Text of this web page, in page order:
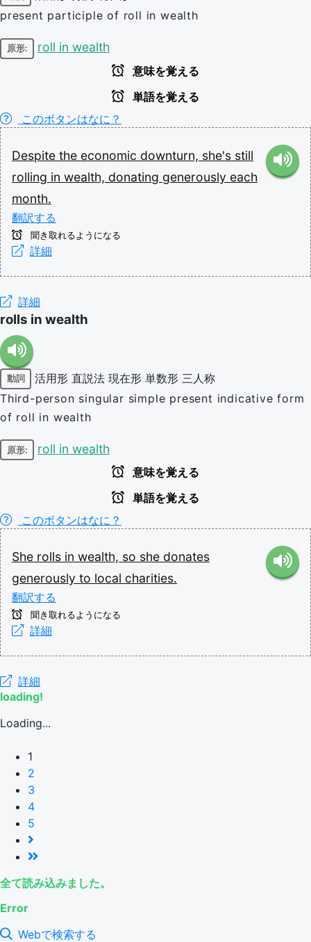
present participle of roll in wealth
原形: roll in wealth
意味を覚える
単語を覚える
このボタンはなに？
Despite the economic downturn, she's still
rolling in wealth, donating generously each
month.
翻訳する
聞き取れるようになる
詳細
詳細
rolls in wealth
動詞 活用形 直説法 現在形 単数形 三人称
Third-person singular simple present indicative form
of roll in wealth
原形: roll in wealth
意味を覚える
単語を覚える
このボタンはなに？
She rolls in wealth, so she donates
generously to local charities.
翻訳する
聞き取れるようになる
詳細
詳細
loading!
Loading...
1
2
3
4
5
全て読み込みました。
Error
Webで検索する